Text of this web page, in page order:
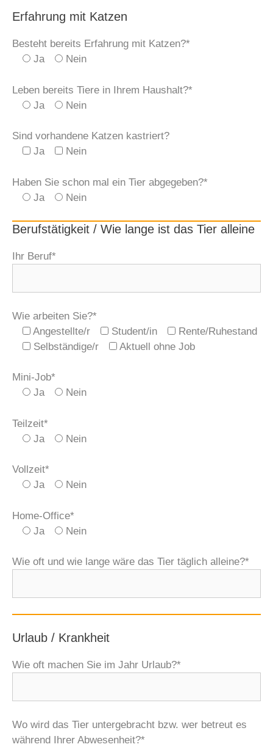
Erfahrung mit Katzen
Besteht bereits Erfahrung mit Katzen?*
Ja
Nein
Leben bereits Tiere in Ihrem Haushalt?*
Ja
Nein
Sind vorhandene Katzen kastriert?
Ja
Nein
Haben Sie schon mal ein Tier abgegeben?*
Ja
Nein
Berufstätigkeit / Wie lange ist das Tier alleine
Ihr Beruf*
Wie arbeiten Sie?*
Angestellte/r
Student/in
Rente/Ruhestand
Selbständige/r
Aktuell ohne Job
Mini-Job*
Ja
Nein
Teilzeit*
Ja
Nein
Vollzeit*
Ja
Nein
Home-Office*
Ja
Nein
Wie oft und wie lange wäre das Tier täglich alleine?*
Urlaub / Krankheit
Wie oft machen Sie im Jahr Urlaub?*
Wo wird das Tier untergebracht bzw. wer betreut es
während Ihrer Abwesenheit?*